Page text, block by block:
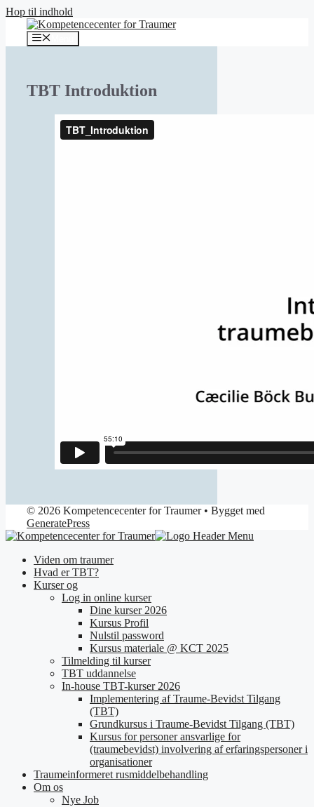
Hop til indhold
TBT Introduktion
© 2026 Kompetencecenter for Traumer• Bygget med
GeneratePress
Viden om traumer
Hvad er TBT?
Kurser og
Log in online kurser
Dine kurser 2026
Kursus Profil
Nulstil password
Kursus materiale @ KCT 2025
Tilmelding til kurser
TBT uddannelse
In-house TBT-kurser 2026
Implementering af Traume-Bevidst Tilgang
(TBT)
Grundkursus i Traume-Bevidst Tilgang (TBT)
Kursus for personer ansvarlige for
(traumebevidst) involvering af erfaringspersoner i
organisationer
Traumeinformeret rusmiddelbehandling
Om os
Nye Job